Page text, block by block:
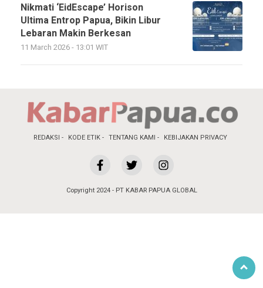
Nikmati ‘EidEscape’ Horison
Ultima Entrop Papua, Bikin Libur
Lebaran Makin Berkesan
11 March 2026 - 13:01 WIT
REDAKSI KODE ETIK TENTANG KAMI KEBIJAKAN PRIVACY
Copyright 2024 - PT KABAR PAPUA GLOBAL